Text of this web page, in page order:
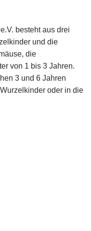
besteht aus drei
und die
die
von 1 bis 3 Jahren.
3 und 6 Jahren
oder in die